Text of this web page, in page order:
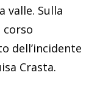
valle. Sulla
corso
dell’incidente
Crasta.